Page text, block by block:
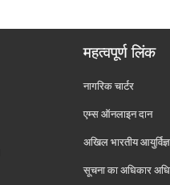
महत्वपूर्ण लिंक
नागरिक चार्टर
एम्स ऑनलाइन दान
अखिल भारतीय
सूचना का अधिकार